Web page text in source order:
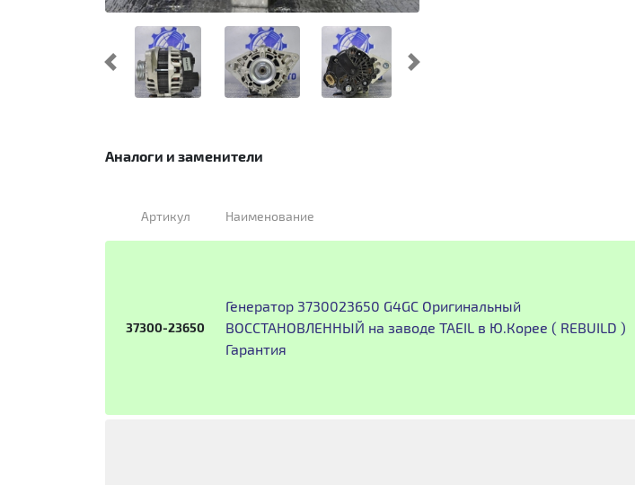
Предыдущий Cледующий
Аналоги и заменители
Артикул Наименование
37300-23650
Генератор 3730023650 G4GC Оригинальный
ВОССТАНОВЛЕННЫЙ на заводе TAEIL в Ю.Корее ( REBUILD )
Гарантия